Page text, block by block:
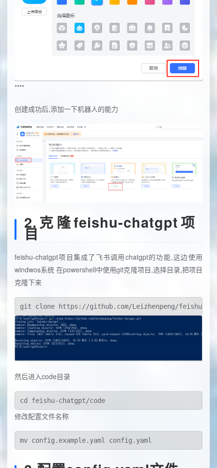
****
创建成功后,添加一下机器人的能力
2.克隆feishu-chatgpt项
目
feishu-chatgpt项目集成了飞书调用chatgpt的功能,这边使用
windwos系统 在powershell中使用git克隆项目,选择目录,把项目
克隆下来
然后进入code目录
修改配置文件名称